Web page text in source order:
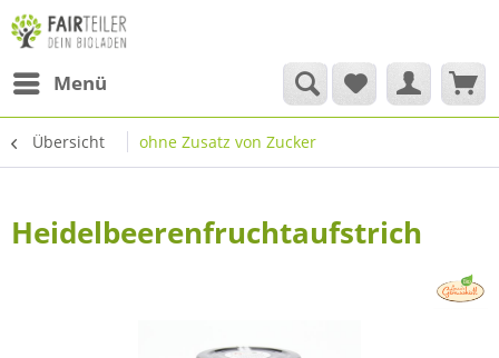
Menü
Übersicht ohne Zusatz von Zucker
Heidelbeerenfruchtaufstrich